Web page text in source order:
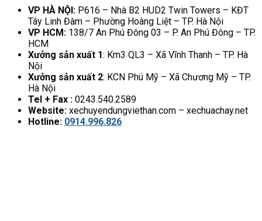
VP HÀ NỘI: P616 – Nhà B2 HUD2 Twin Towers – KĐT
Tây Linh Đàm – Phường Hoàng Liệt – TP. Hà Nội
VP HCM: 138/7 An Phú Đông 03 – P. An Phú Đông – TP.
HCM
Xưởng sản xuất 1: Km3 QL3 – Xã Vĩnh Thanh – TP. Hà
Nội
Xưởng sản xuất 2: KCN Phú Mỹ – Xã Chương Mỹ – TP.
Hà Nội
Tel + Fax : 0243.540.2589
Website: xechuyendungviethan.com – xechuachay.net
Hotline: 0914.996.826